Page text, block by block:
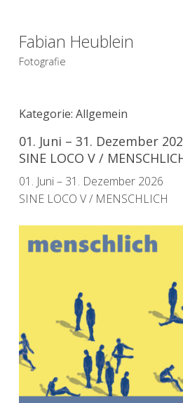
Fabian Heublein
Fotografie
Kategorie: Allgemein
01. Juni – 31. Dezember
SINE LOCO V /
01. Juni – 31. Dezember 2026
SINE LOCO V / MENSCHLICH